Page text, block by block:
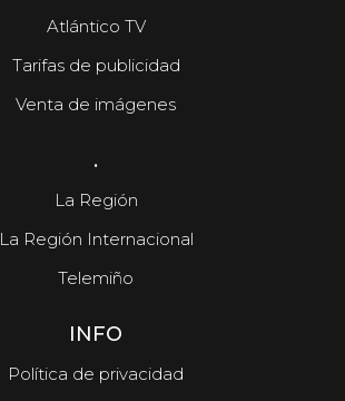
Atlántico TV
Tarifas de publicidad
Venta de imágenes
.
La Región
La Región Internacional
Telemiño
INFO
Política de privacidad